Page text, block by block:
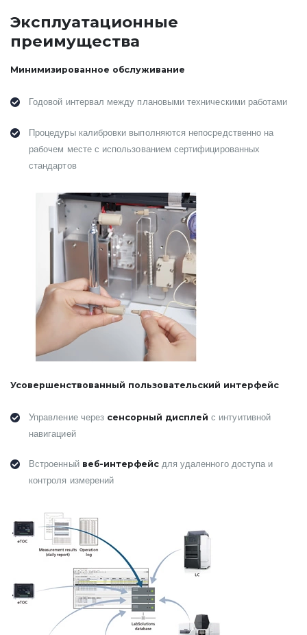
Эксплуатационные
преимущества
Минимизированное обслуживание
Годовой интервал между плановыми техническими работами
Процедуры калибровки выполняются непосредственно на
рабочем месте с использованием сертифицированных
стандартов
Усовершенствованный пользовательский интерфейс
Управление через сенсорный дисплей с интуитивной
навигацией
Встроенный веб-интерфейсдля удаленного доступа и
контроля измерений